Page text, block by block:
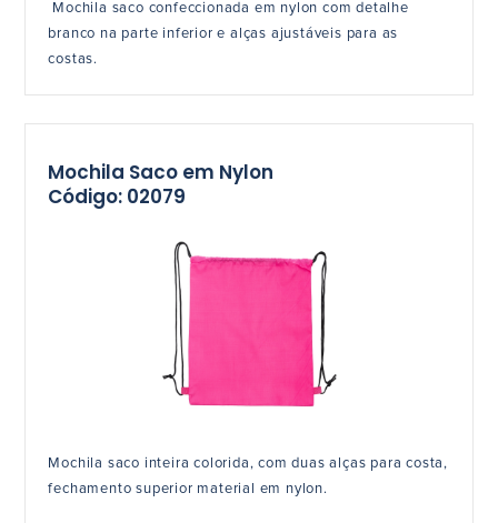
Mochila saco confeccionada em nylon com detalhe
branco na parte inferior e alças ajustáveis para as
costas.
Mochila Saco em Nylon
Código: 02079
Mochila saco inteira colorida, com duas alças para costa,
fechamento superior material em nylon.